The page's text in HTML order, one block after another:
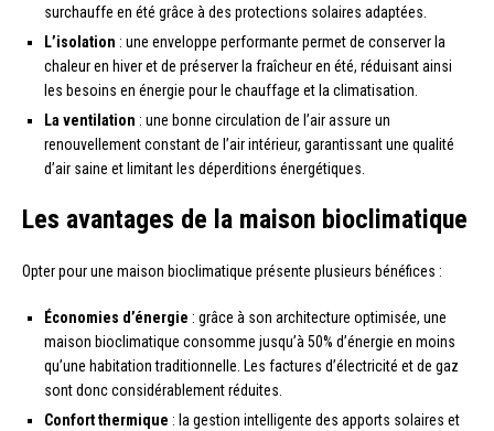
surchauffe en été grâce à des protections solaires adaptées.
L’isolation : une enveloppe performante permet de conserver la
chaleur en hiver et de préserver la fraîcheur en été, réduisant ainsi
les besoins en énergie pour le chauffage et la climatisation.
La ventilation : une bonne circulation de l’air assure un
renouvellement constant de l’air intérieur, garantissant une qualité
d’air saine et limitant les déperditions énergétiques.
Les avantages de la maison bioclimatique
Opter pour une maison bioclimatique présente plusieurs bénéfices :
Économies d’énergie : grâce à son architecture optimisée, une
maison bioclimatique consomme jusqu’à 50% d’énergie en moins
qu’une habitation traditionnelle. Les factures d’électricité et de gaz
sont donc considérablement réduites.
Confort thermique : la gestion intelligente des apports solaires et